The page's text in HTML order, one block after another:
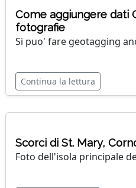
Come aggiungere dati
fotografie
Si puo' fare geotagging
Continua la lettura
Scorci di St. Mary,
Foto dell'isola principale